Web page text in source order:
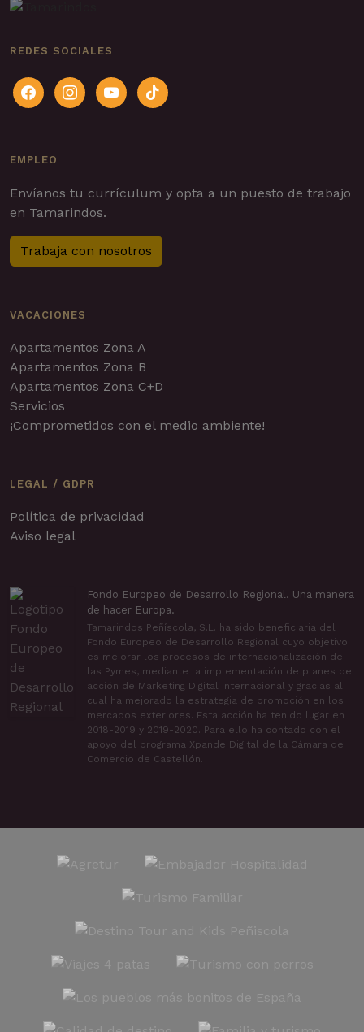
REDES SOCIALES
facebookinstagramyoutubetiktok
EMPLEO
Envíanos tu currículum y opta a un puesto de trabajo
en Tamarindos.
Trabaja con nosotros
VACACIONES
Apartamentos Zona A
Apartamentos Zona B
Apartamentos Zona C+D
Servicios
¡Comprometidos con el medio ambiente!
LEGAL / GDPR
Política de privacidad
Aviso legal
Fondo Europeo de Desarrollo Regional. Una manera
de hacer Europa.
Tamarindos Peñíscola, S.L. ha sido beneficiaria del
Fondo Europeo de Desarrollo Regional cuyo objetivo
es mejorar los procesos de internacionalización de
las Pymes, mediante la implementación de planes de
acción de Marketing Digital Internacional y gracias al
cual ha mejorado la estrategia de promoción en los
mercados exteriores. Esta acción ha tenido lugar en
2018-2019 y 2019-2020. Para ello ha contado con el
apoyo del programa Xpande Digital de la Cámara de
Comercio de Castellón.